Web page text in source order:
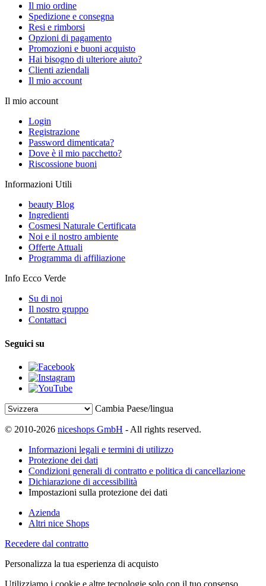
Il mio ordine
Spedizione e consegna
Resi e rimborsi
Opzioni di pagamento
Promozioni e buoni acquisto
Hai bisogno di ulteriore aiuto?
Clienti aziendali
Il mio account
Il mio account
Login
Registrazione
Password dimenticata?
Dove è il mio pacchetto?
Riscossione buoni
Informazioni Utili
beauty Blog
Ingredienti
Cosmesi Naturale Certificata
Noi e il nostro ambiente
Offerte Attuali
Programma di affiliazione
Info Ecco Verde
Su di noi
Il nostro gruppo
Contattaci
Seguici su
Cambia Paese/lingua
© 2010-2026 niceshops GmbH - All rights reserved.
Informazioni legali e termini di utilizzo
Protezione dei dati
Condizioni generali di contratto e politica di cancellazione
Dichiarazione di accessibilità
Impostazioni sulla protezione dei dati
Azienda
Altri nice Shops
Recedere dal contratto
Personalizza la tua esperienza di acquisto
Utilizziamo i cookie e altre tecnologie solo con il tuo consenso